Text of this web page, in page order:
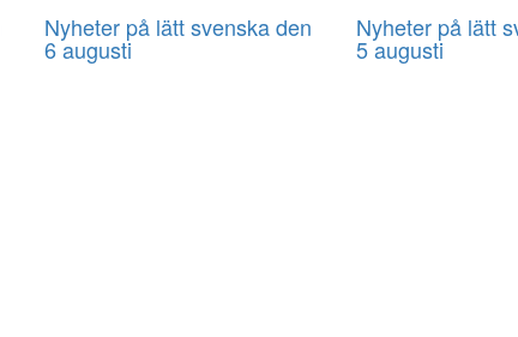
Nyheter på lätt svenska den
6 augusti
Nyheter på lätt
5 augusti